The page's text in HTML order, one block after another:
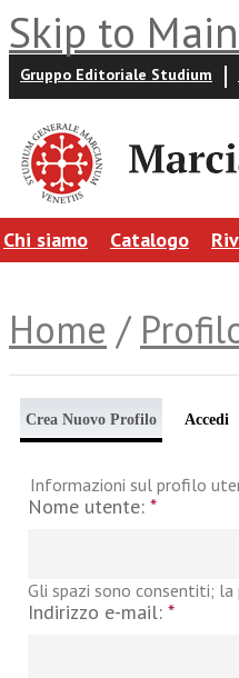
Skip to
Gruppo Editoriale Studium
Chi siamo Catalogo
Home /
Crea Nuovo Profilo Accedi
Informazioni sul profilo
Nome utente: *
Gli spazi sono consentiti;
Indirizzo e-mail: *